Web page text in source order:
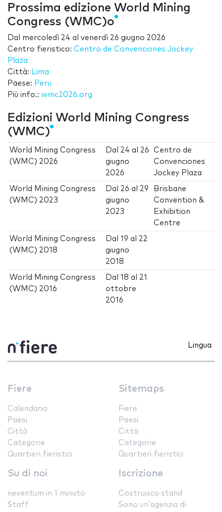
Prossima edizione World Mining
Congress (WMC)o
Dal mercoledì 24 al venerdì 26 giugno 2026
Centro fieristico: Centro de Convenciones Jockey
Plaza
Città: Lima
Paese: Peru
Più info.: wmc2026.org
Edizioni World Mining Congress
(WMC)
World Mining Congress
(WMC) 2026
Dal 24 al 26
giugno
2026
Centro de
Convenciones
Jockey Plaza
World Mining Congress
(WMC) 2023
Dal 26 al 29
giugno
2023
Brisbane
Convention &
Exhibition
Centre
World Mining Congress
(WMC) 2018
Dal19 al 22
giugno
2018
World Mining Congress
(WMC) 2016
Dal18 al 21
ottobre
2016
Lingua
Fiere
Calendario
Paesi
Città
Categorie
Quartieri fieristici
Sitemaps
Fiere
Paesi
Città
Categorie
Quartieri fieristici
Su di noi
neventum in 1 minuto
Staff
Iscrizione
Costruisco stand
Sono un'agenzia di